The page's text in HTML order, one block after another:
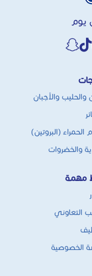
يوم
والحليب والأجبان
الحمراء (البروتين)
والخضروات
مهمة
التعاوني
الخصوصية